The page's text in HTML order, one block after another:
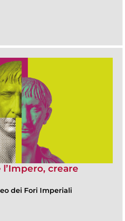
creare
dei Fori Imperiali